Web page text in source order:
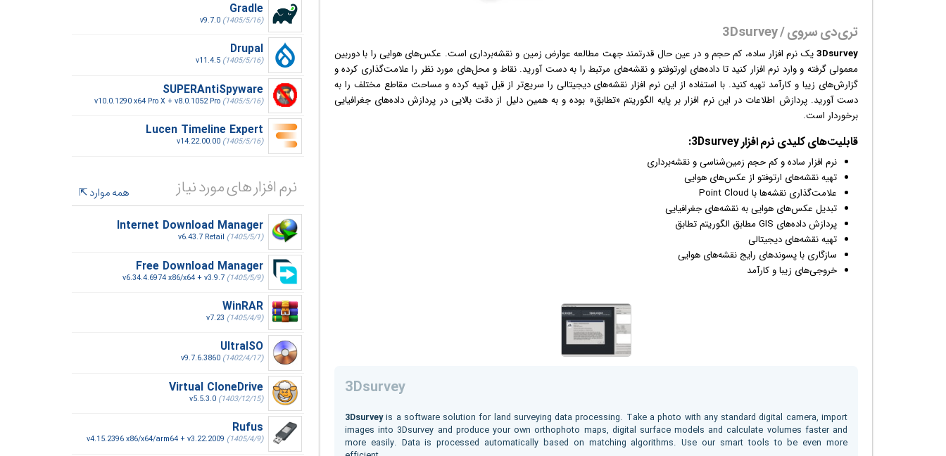
تری‌دی سروی / 3Dsurvey
3Dsurveyیکنرم افزار ساده، کم حجم و در عین حال قدرتمند جهت مطالعه عوارض زمین و نقشه‌برداری است. عکس‌های هوایی را با دوربین
معمولی گرفته و وارد نرم افزار کنید تا داده‌های اورتوفتو و نقشه‌های مرتبط را به دست آورید. نقاط و محل‌های مورد نظر را علامت‌گذاری کرده و
گزارش‌های زیبا و کارآمد تهیه کنید. با استفاده از این نرم افزار نقشه‌های دیجیتالی را سریع‌تر از قبل تهیه کرده و مساحت مقاطع مختلف را به
دست آورید. پردازش اطلاعات در این نرم افزار بر پایه الگوریتم «تطابق» بوده و به همین دلیل از دقت بالایی در پردازش داده‌های جغرافیایی
برخوردار است.
قابلیت‌‌های کلیدی نرم افزار
نرم افزار ساده و کم حجم زمین‌شناسی و نقشه‌برداری
تهیه نقشه‌های ارتوفتو از عکس‌های هوایی
علامت‌گذاری نقشه‌ها با Point Cloud
تبدیل عکس‌های هوایی به نقشه‌های جغرافیایی
پردازش داده‌های GIS مطابق الگوریتم تطابق
تهیه نقشه‌های دیجیتالی
سازگاری با پسوندهای رایج نقشه‌های هوایی
خروجی‌های زیبا و کارآمد
3Dsurvey
3Dsurveyis a software solution for land surveying data processing. Take a photo with any standard digital camera, import
images into 3Dsurvey and produce your own orthophoto maps, digital surface models and calculate volumes faster and
more easily. Data is processed automatically based on matching algorithms. Use our smart tools to be even more
Gradle
v9.7.0 (1405/5/16)
Drupal
v11.4.5 (1405/5/16)
SUPERAntiSpyware
v10.0.1290 x64 Pro X + v8.0.1052 Pro (1405/5/16)
Lucen Timeline Expert
v14.22.00.00 (1405/5/16)
نرم افزار های مورد نیاز
همه موارد
Internet Download Manager
v6.43.7 Retail (1405/5/1)
Free Download Manager
v6.34.4.6974 x86/x64 + v3.9.7 (1405/5/9)
WinRAR
v7.23 (1405/4/9)
UltraISO
v9.7.6.3860 (1402/4/17)
Virtual CloneDrive
v5.5.3.0 (1403/12/15)
Rufus
v4.15.2396 x86/x64/arm64 + v3.22.2009 (1405/4/9)